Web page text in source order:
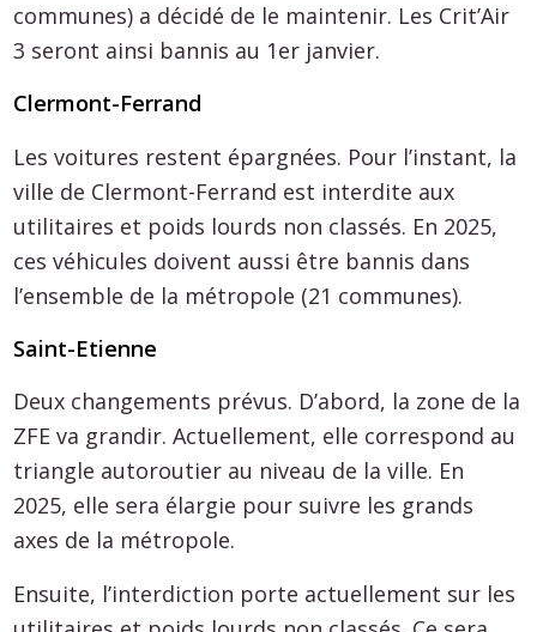
communes) a décidé de le maintenir. Les Crit’Air
3 seront ainsi bannis au 1er janvier.
Clermont-Ferrand
Les voitures restent épargnées. Pour l’instant, la
ville de Clermont-Ferrand est interdite aux
utilitaires et poids lourds non classés. En 2025,
ces véhicules doivent aussi être bannis dans
l’ensemble de la métropole (21 communes).
Saint-Etienne
Deux changements prévus. D’abord, la zone de la
ZFE va grandir. Actuellement, elle correspond au
triangle autoroutier au niveau de la ville. En
2025, elle sera élargie pour suivre les grands
axes de la métropole.
Ensuite, l’interdiction porte actuellement sur les